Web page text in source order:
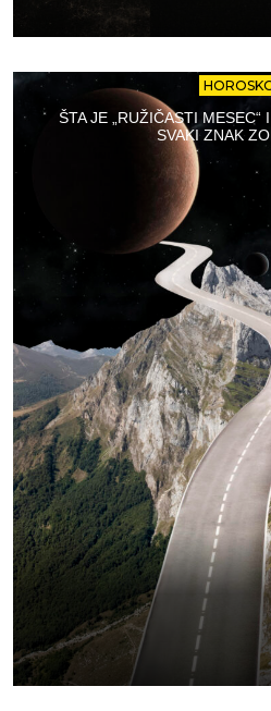
ŠTA JE „RUŽIČASTI MESEC“
SVAKI ZNAK